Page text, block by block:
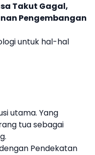
Takut Gagal,
Pengembangan
untuk hal-hal
utama. Yang
tua sebagai
Pendekatan